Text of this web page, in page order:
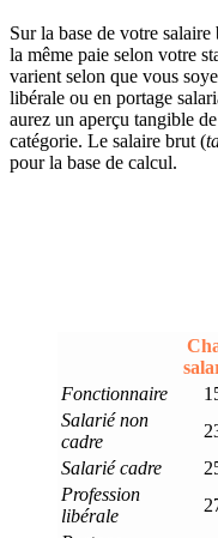
Sur la base de votre
la même paie selon votre
varient selon que vous
libérale ou en portage
aurez un aperçu tangible
catégorie. Le salaire brut (
pour la base de calcul.
Fonctionnaire
Salarié non
cadre
Salarié cadre
Profession
libérale